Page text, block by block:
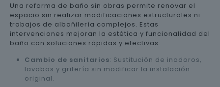
Una reforma de baño sin obras permite renovar el
espacio sin realizar modificaciones estructurales ni
trabajos de albañilería complejos. Estas
intervenciones mejoran la estética y funcionalidad del
baño con soluciones rápidas y efectivas.
Cambio de sanitarios: Sustitución de inodoros,
lavabos y grifería sin modificar la instalación
original.